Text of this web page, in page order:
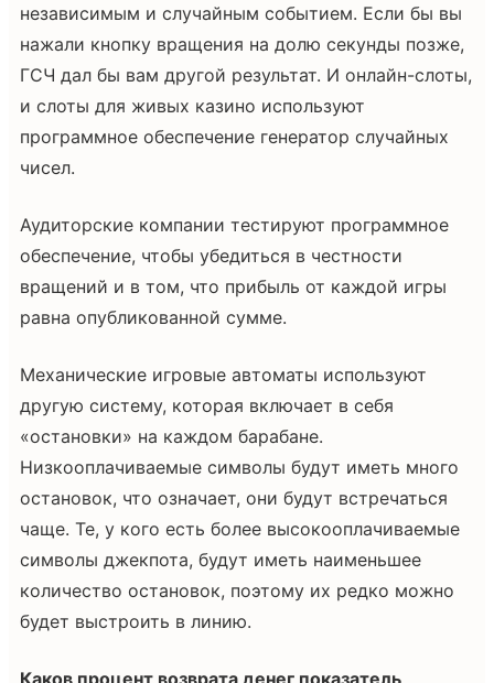
независимым и случайным событием. Если бы вы
нажали кнопку вращения на долю секунды позже,
ГСЧ дал бы вам другой результат. И онлайн-слоты,
и слоты для живых казино используют
программное обеспечение генератор случайных
чисел.
Аудиторские компании тестируют программное
обеспечение, чтобы убедиться в честности
вращений и в том, что прибыль от каждой игры
равна опубликованной сумме.
Механические игровые автоматы используют
другую систему, которая включает в себя
«остановки» на каждом барабане.
Низкооплачиваемые символы будут иметь много
остановок, что означает, они будут встречаться
чаще. Те, у кого есть более высокооплачиваемые
символы джекпота, будут иметь наименьшее
количество остановок, поэтому их редко можно
будет выстроить в линию.
Каков процент возврата денег показатель